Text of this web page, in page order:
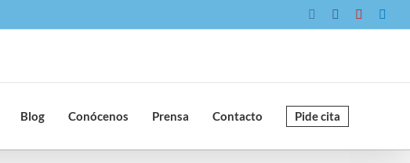
InstagramFacebookYouTube
Blog Conócenos Prensa Contacto Pide cita